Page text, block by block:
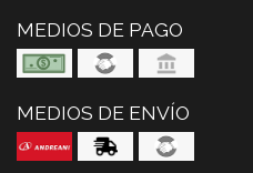
MEDIOS DE PAGO
MEDIOS DE ENVÍO